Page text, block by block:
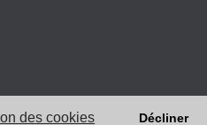
des cookies Décliner